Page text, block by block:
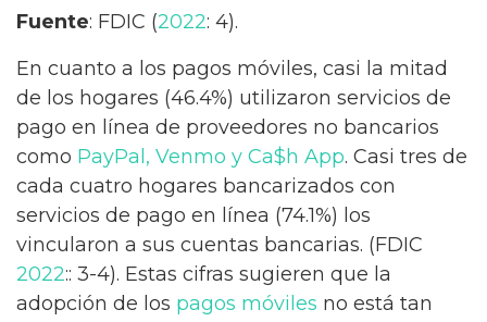
Fuente: FDIC (2022: 4).
En cuanto a los pagos móviles, casi la mitad
de los hogares (46.4%) utilizaron servicios de
pago en línea de proveedores no bancarios
como PayPal, Venmo y Ca$h App. Casi tres de
cada cuatro hogares bancarizados con
servicios de pago en línea (74.1%) los
vincularon a sus cuentas bancarias. (FDIC
2022:: 3-4). Estas cifras sugieren que la
adopción de los pagos móviles no está tan